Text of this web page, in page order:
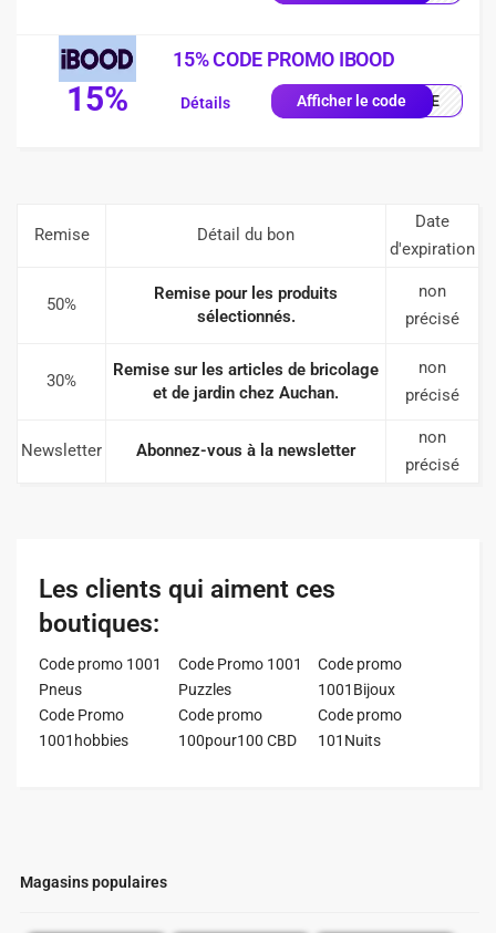
Magasins populaires
15%
15% CODE PROMO IBOOD
Afficher le codeIQUE
Détails
Remise Détail du bon
Date
d'expiration
50%
Remise pour les produits
sélectionnés.
non
précisé
30%
Remise sur les articles de bricolage
et de jardin chez Auchan.
non
précisé
Newsletter Abonnez-vous à la newsletter
non
précisé
Les clients qui aiment ces
boutiques:
Code promo 1001
Pneus
Code Promo 1001
Puzzles
Code promo
1001Bijoux
Code Promo
1001hobbies
Code promo
100pour100 CBD
Code promo
101Nuits